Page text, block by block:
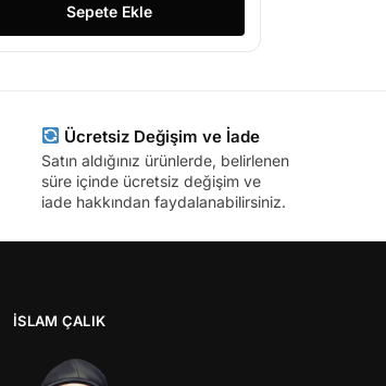
Sepete Ekle
Ücretsiz Değişim ve İade
Satın aldığınız ürünlerde, belirlenen
süre içinde ücretsiz değişim ve
iade hakkından faydalanabilirsiniz.
İSLAM ÇALIK